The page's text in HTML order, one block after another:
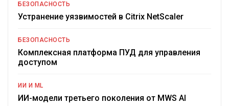
БЕЗОПАСНОСТЬ
Устранение уязвимостей в Citrix NetScaler
БЕЗОПАСНОСТЬ
Комплексная платформа ПУД для управления
доступом
ИИ И ML
ИИ-модели третьего поколения от MWS AI